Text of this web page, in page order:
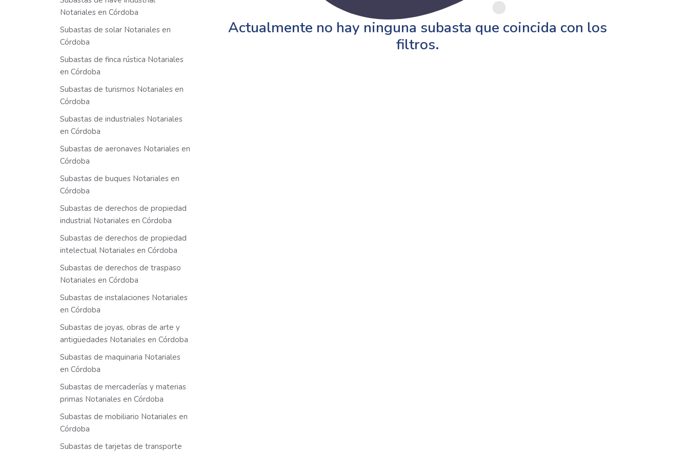
Notariales en Córdoba
Subastas de solar Notariales en
Córdoba
Subastas de finca rústica Notariales
en Córdoba
Subastas de turismos Notariales en
Córdoba
Subastas de industriales Notariales
en Córdoba
Subastas de aeronaves Notariales en
Córdoba
Subastas de buques Notariales en
Córdoba
Subastas de derechos de propiedad
industrial Notariales en Córdoba
Subastas de derechos de propiedad
intelectual Notariales en Córdoba
Subastas de derechos de traspaso
Notariales en Córdoba
Subastas de instalaciones Notariales
en Córdoba
Subastas de joyas, obras de arte y
antigüedades Notariales en Córdoba
Subastas de maquinaria Notariales
en Córdoba
Subastas de mercaderías y materias
primas Notariales en Córdoba
Subastas de mobiliario Notariales en
Córdoba
Subastas de tarjetas de transporte
Actualmente no hay ninguna subasta que coincida con los
filtros.